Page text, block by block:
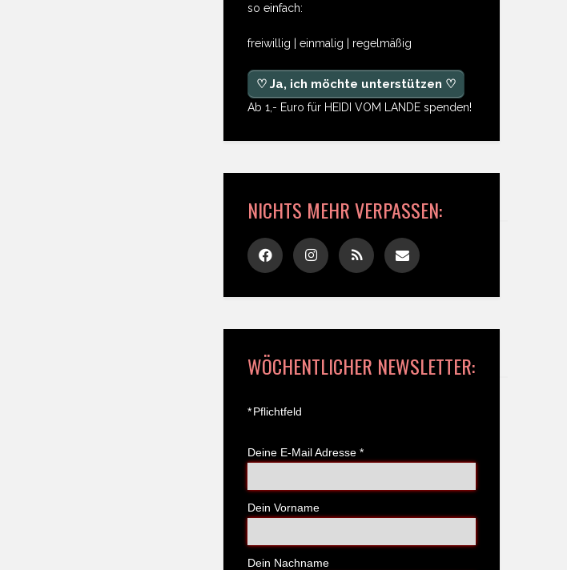
so einfach:
freiwillig | einmalig | regelmäßig
♡ Ja, ich möchte unterstützen ♡
Ab 1,- Euro für HEIDI VOM LANDE spenden!
NICHTS MEHR VERPASSEN:
WÖCHENTLICHER NEWSLETTER:
*Pflichtfeld
Deine E-Mail Adresse *
Dein Vorname
Dein Nachname